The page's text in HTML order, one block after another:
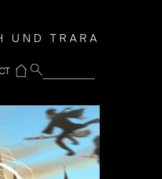
UND TRARA
⌂